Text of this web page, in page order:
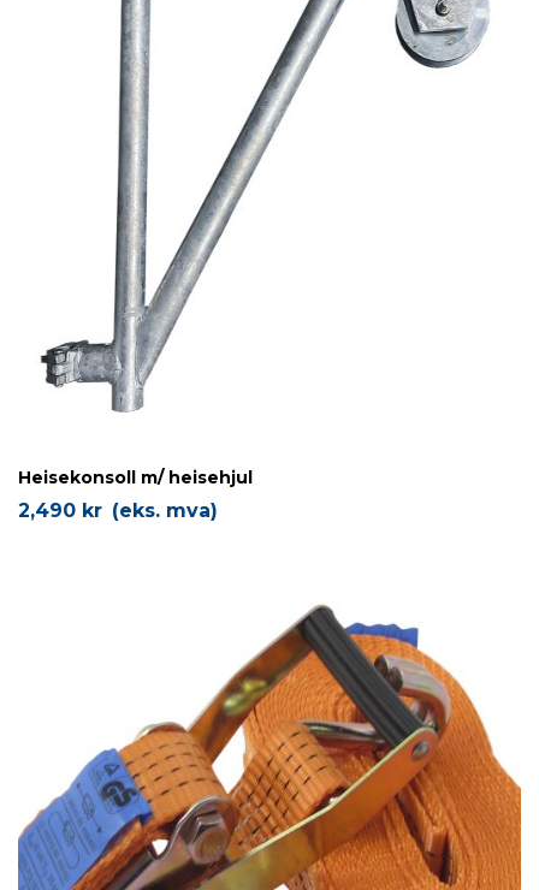
Heisekonsoll m/ heisehjul
2,490 kr (eks. mva)